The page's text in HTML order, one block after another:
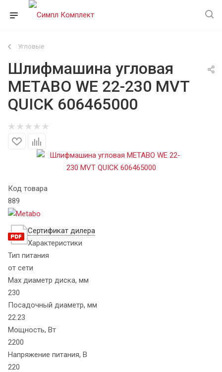
Угловые
Шлифмашина угловая
METABO WE 22-230 MVT
QUICK 606465000
Код товара
889
Сертификат дилера
Характеристики
Тип питания
от сети
Max диаметр диска, мм
230
Посадочный диаметр, мм
22.23
Мощность, Вт
2200
Напряжение питания, В
220